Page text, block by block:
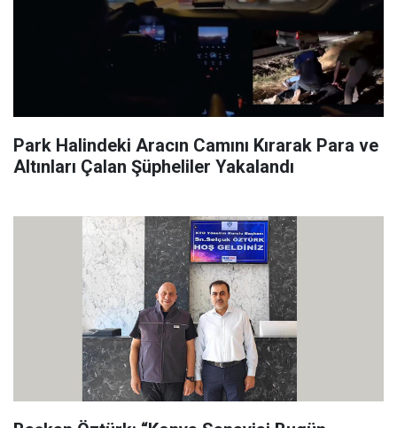
Park Halindeki Aracın Camını Kırarak Para ve
Altınları Çalan Şüpheliler Yakalandı